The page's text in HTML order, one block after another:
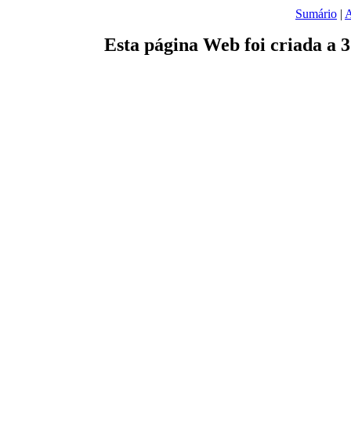
Sumário |
Esta página Web foi criada a